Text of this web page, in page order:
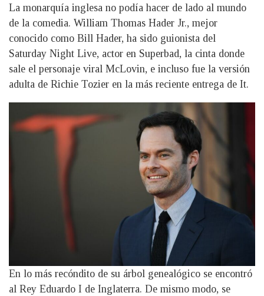
La monarquía inglesa no podía hacer de lado al mundo
de la comedia. William Thomas Hader Jr., mejor
conocido como Bill Hader, ha sido guionista del
Saturday Night Live, actor en Superbad, la cinta donde
sale el personaje viral McLovin, e incluso fue la versión
adulta de Richie Tozier en la más reciente entrega de It.
En lo más recóndito de su árbol genealógico se encontró
al Rey Eduardo I de Inglaterra. De mismo modo, se